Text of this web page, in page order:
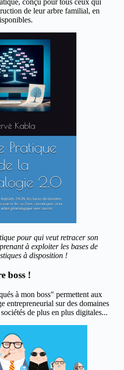
conçu pour tous ceux qui
de leur arbre familial, en
pour qui veut retracer son
à exploiter les bases de
à disposition !
boss !
à mon boss" permettent aux
entrepreneurial sur des domaines
de plus en plus digitales...